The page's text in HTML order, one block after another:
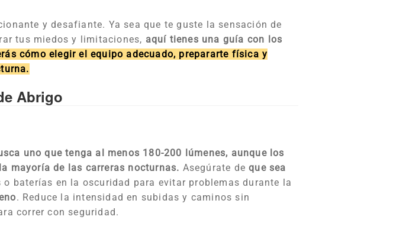
y desafiante. Ya sea que te guste la sensación de
tus miedos y limitaciones, aquí tienes una guía con los
cómo elegir el equipo adecuado, prepararte física y
Abrigo
uno que tenga al menos 180-200 lúmenes, aunque los
mayoría de las carreras nocturnas. Asegúrate deque sea
baterías en la oscuridad para evitar problemas durante la
. Reduce la intensidad en subidas y caminos sin
correr con seguridad.